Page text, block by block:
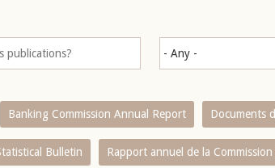
Banking Commission Annual Report Documents
Bulletin Rapport annuel de la Commission